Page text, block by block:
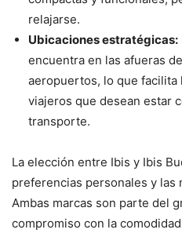
relajarse.
Ubicaciones estratégicas:
encuentra en las afueras
aeropuertos, lo que facilita
viajeros que desean estar
transporte.
La elección entre Ibis y Ibis
preferencias personales y las
Ambas marcas son parte del
compromiso con la